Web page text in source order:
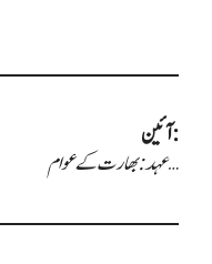
آئین:
عہد: بھارت کے عوام…